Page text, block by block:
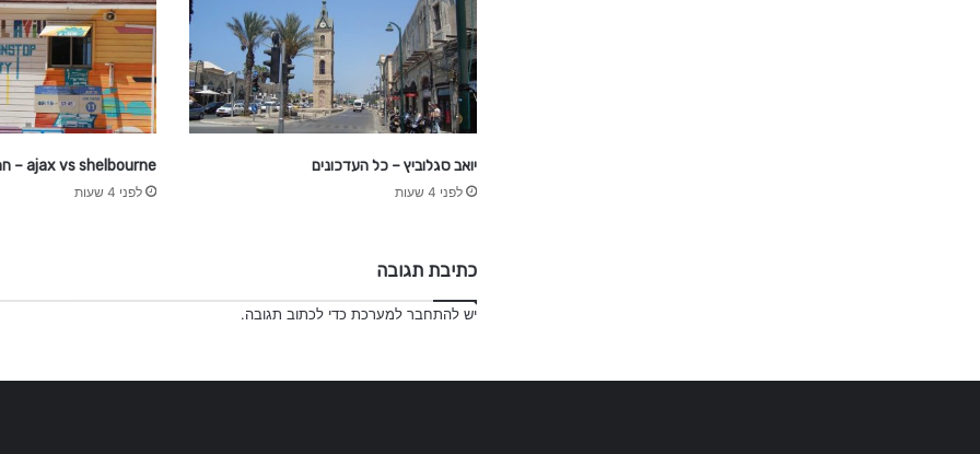
ב
ר
נ
ל
יואב סגלוביץ – כל העדכונים
לפני 4 שעות
ajax vs shelbourne – חם ברשת
לפני 4 שעות
כתיבת תגובה
ישלהתחבר למערכת כדי לכתוב תגובה.